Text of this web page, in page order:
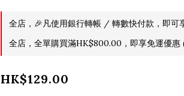
全店，🎉凡使用銀行轉帳 / 轉數快付款，即可
全店，全單購買滿HK$800.00，即享免運優惠
HK$129.00